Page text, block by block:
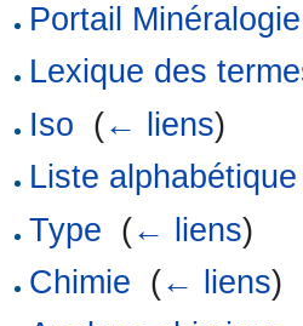
Portail Minéralogie
Lexique des
Iso (← liens)
Liste
Type (← liens)
Chimie (← liens)